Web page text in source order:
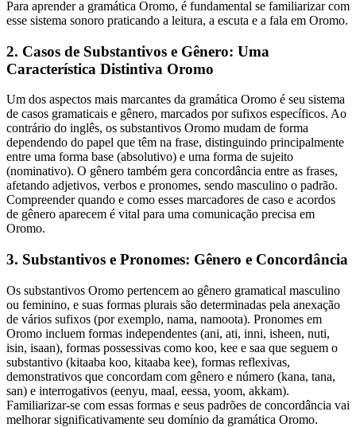
Para aprender a gramática Oromo, é fundamental se familiarizar com
esse sistema sonoro praticando a leitura, a escuta e a fala em Oromo.
2. Casos de Substantivos e Gênero: Uma
Característica Distintiva Oromo
Um dos aspectos mais marcantes da gramática Oromo é seu sistema
de casos gramaticais e gênero, marcados por sufixos específicos. Ao
contrário do inglês, os substantivos Oromo mudam de forma
dependendo do papel que têm na frase, distinguindo principalmente
entre uma forma base (absolutivo) e uma forma de sujeito
(nominativo). O gênero também gera concordância entre as frases,
afetando adjetivos, verbos e pronomes, sendo masculino o padrão.
Compreender quando e como esses marcadores de caso e acordos
de gênero aparecem é vital para uma comunicação precisa em
Oromo.
3. Substantivos e Pronomes: Gênero e Concordância
Os substantivos Oromo pertencem ao gênero gramatical masculino
ou feminino, e suas formas plurais são determinadas pela anexação
de vários sufixos (por exemplo, nama, namoota). Pronomes em
Oromo incluem formas independentes (ani, ati, inni, isheen, nuti,
isin, isaan), formas possessivas como koo, kee e saa que seguem o
substantivo (kitaaba koo, kitaaba kee), formas reflexivas,
demonstrativos que concordam com gênero e número (kana, tana,
san) e interrogativos (eenyu, maal, eessa, yoom, akkam).
Familiarizar-se com essas formas e seus padrões de concordância vai
melhorar significativamente seu domínio da gramática Oromo.